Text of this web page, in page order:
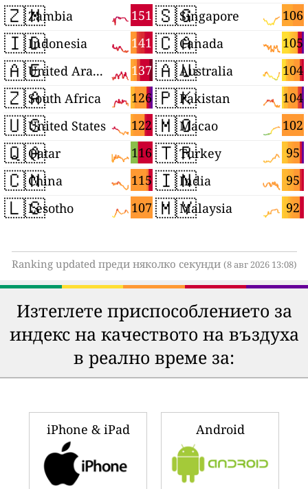
🇿🇲 151
Zambia
🇮🇩 141
Indonesia
🇦🇪 137
United Arab Emirates
🇿🇦 126
South Africa
🇺🇸 122
United States
🇶🇦 116
Qatar
🇨🇳 115
China
🇱🇸 107
Lesotho
🇸🇬 106
Singapore
🇨🇦 105
Canada
🇦🇺 104
Australia
🇵🇰 104
Pakistan
🇲🇴 102
Macao
🇹🇷 95
Turkey
🇮🇳 95
India
🇲🇾 92
Malaysia
Ranking updated преди няколко секунди (8 авг 2026 13:08)
Изтеглете приспособлението за
индекс на качеството на въздуха
в реално време за:
iPhone & iPad Android